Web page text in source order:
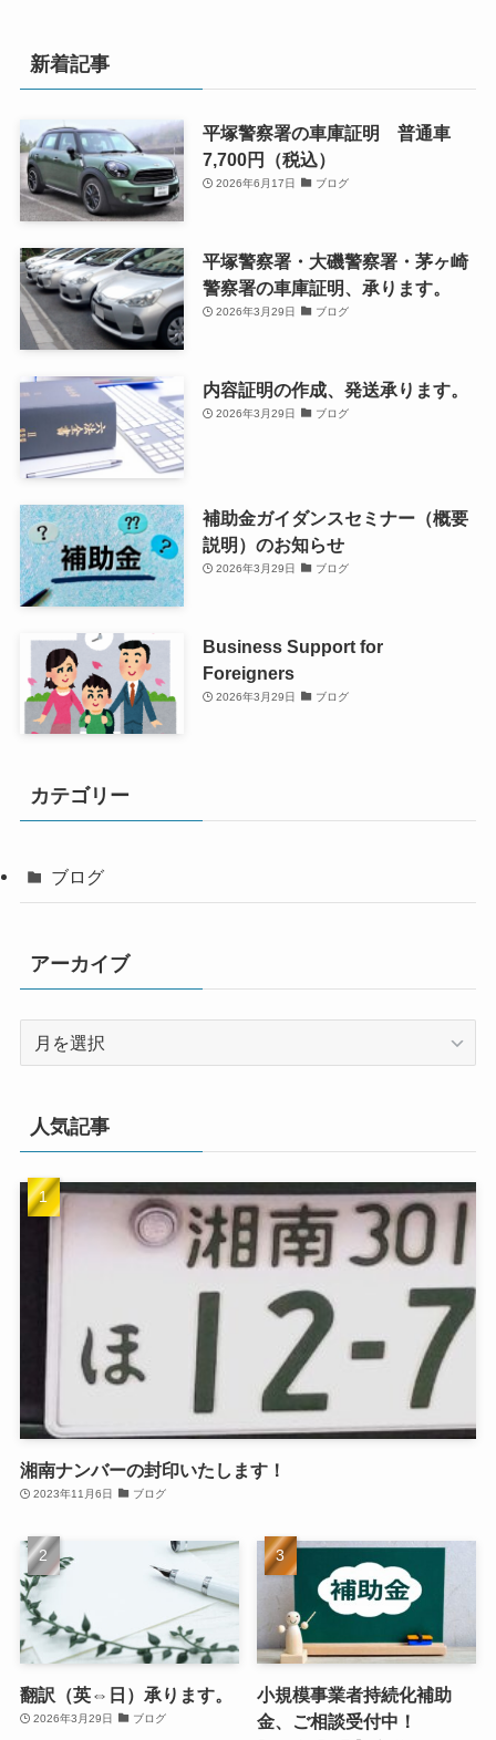
新着記事
平塚警察署の車庫証明 普通車
7,700円（税込）
2026年6月17日 ブログ
平塚警察署・大磯警察署・茅ヶ崎
警察署の車庫証明、承ります。
2026年3月29日 ブログ
内容証明の作成、発送承ります。
2026年3月29日 ブログ
補助金ガイダンスセミナー（概要
説明）のお知らせ
2026年3月29日 ブログ
Business Support for
Foreigners
2026年3月29日 ブログ
カテゴリー
ブログ
アーカイブ
ブ
人気記事
湘南ナンバーの封印いたします！
2023年11月6日 ブログ
翻訳（英⇔日）承ります。
2026年3月29日 ブログ
小規模事業者持続化補助
金、ご相談受付中！